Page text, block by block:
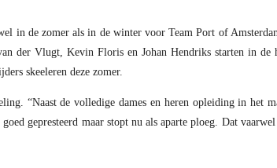
in de zomer als in de winter voor Team Port of
der Vlugt, Kevin Floris en Johan Hendriks starten in
skeeleren deze zomer.
“Naast de volledige dames en heren opleiding in het
gepresteerd maar stopt nu als aparte ploeg. Dat